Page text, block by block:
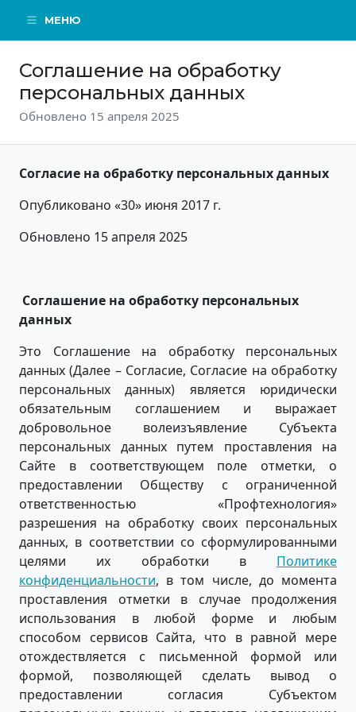
МЕНЮ
Соглашение на обработку
персональных данных
Обновлено 15 апреля 2025
Согласие на обработку персональных данных
Опубликовано «30» июня 2017 г.
Обновлено 15 апреля 2025
Соглашение на обработку персональных
данных
Это Соглашение на обработку персональных
данных (Далее – Согласие, Согласие на обработку
персональных данных) является юридически
обязательным соглашением и выражает
добровольное волеизъявление Субъекта
персональных данных путем проставления на
Сайте в соответствующем поле отметки, о
предоставлении Обществу с ограниченной
ответственностью «Профтехнология»
разрешения на обработку своих персональных
данных, в соответствии со сформулированными
целями их обработки в Политике
конфиденциальности, в том числе, до момента
проставления отметки в случае продолжения
использования в любой форме и любым
способом сервисов Сайта, что в равной мере
отождествляется с письменной формой или
формой, позволяющей сделать вывод о
предоставлении согласия Субъектом